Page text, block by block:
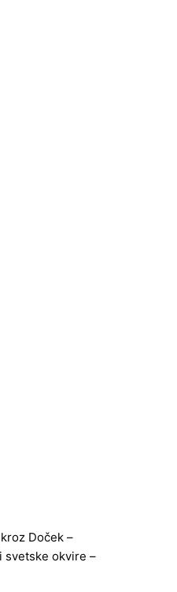
Doček –
svetske okvire –